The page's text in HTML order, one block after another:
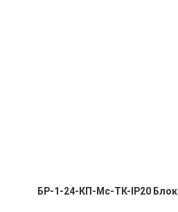
БР-1-24-КП-Мс-ТК-IP20